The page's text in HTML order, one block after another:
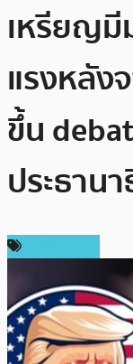
เหรียญมี
แรงหลัง
ขึ้น
ประธาน